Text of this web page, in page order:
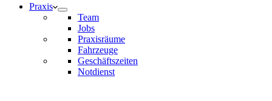
Praxis
Team
Jobs
Praxisräume
Fahrzeuge
Geschäftszeiten
Notdienst